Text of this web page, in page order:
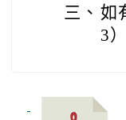
三、 如
3